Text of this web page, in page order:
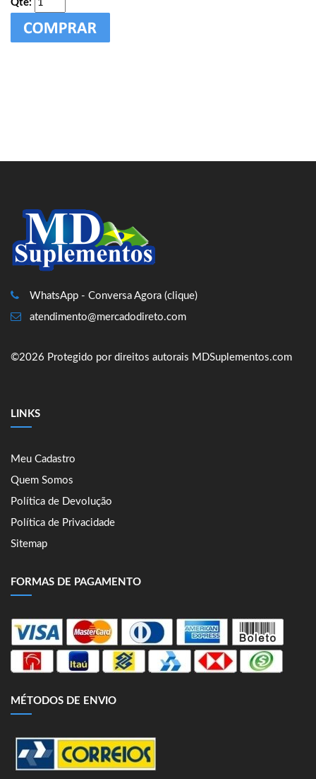
Qte:
WhatsApp - Conversa Agora (clique)
atendimento@mercadodireto.com
©2026 Protegido por direitos autorais MDSuplementos.com
LINKS
Meu Cadastro
Quem Somos
Política de Devolução
Política de Privacidade
Sitemap
FORMAS DE PAGAMENTO
MÉTODOS DE ENVIO